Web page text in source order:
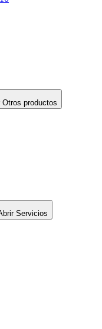
Otros productos
Servicios